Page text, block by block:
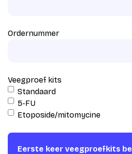
Ordernummer
Veegproef kits
Standaard
5-FU
Etoposide/mitomycine
Eerste keer veegproefkits